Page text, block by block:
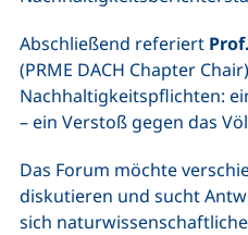
Abschließend referiert
(PRME DACH Chapter
Nachhaltigkeitspflichten:
– ein Verstoß gegen das
Das Forum möchte
diskutieren und sucht
sich